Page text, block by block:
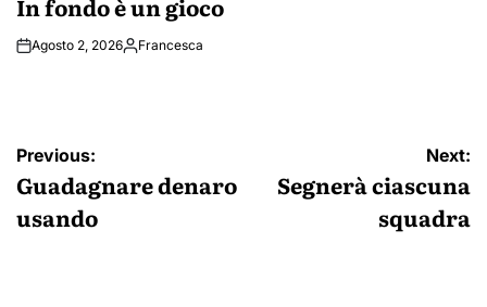
In fondo è un gioco
Agosto 2, 2026PostedFrancesca
Navigazione
articoli
Previous:
Guadagnare denaro
usando
Next:
Segnerà ciascuna
squadra